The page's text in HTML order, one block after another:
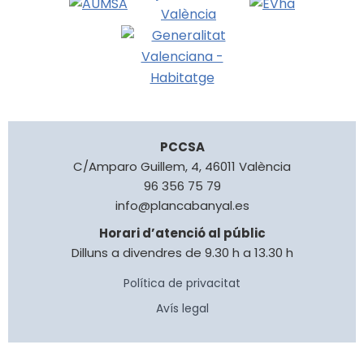
PCCSA
C/Amparo Guillem, 4, 46011 València
96 356 75 79
info@plancabanyal.es
Horari d’atenció al públic
Dilluns a divendres de 9.30 h a 13.30 h
Política de privacitat
Avís legal